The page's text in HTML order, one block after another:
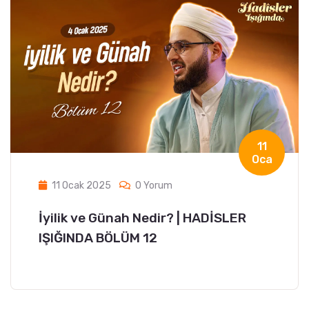
11
Oca
11 Ocak 2025 0 Yorum
İyilik ve Günah Nedir? | HADİSLER
IŞIĞINDA BÖLÜM 12